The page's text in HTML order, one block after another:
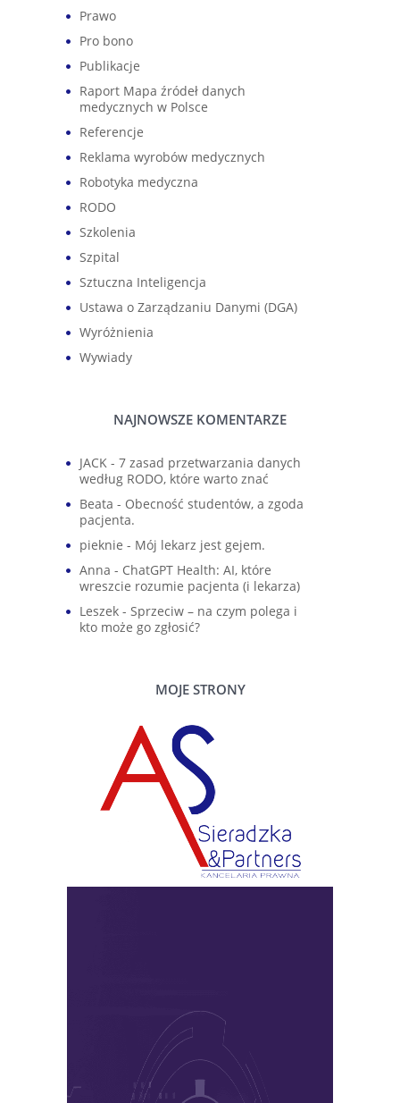
Prawo
Pro bono
Publikacje
Raport Mapa źródeł danych
medycznych w Polsce
Referencje
Reklama wyrobów medycznych
Robotyka medyczna
RODO
Szkolenia
Szpital
Sztuczna Inteligencja
Ustawa o Zarządzaniu Danymi (DGA)
Wyróżnienia
Wywiady
NAJNOWSZE KOMENTARZE
JACK - 7 zasad przetwarzania danych
według RODO, które warto znać
Beata - Obecność studentów, a zgoda
pacjenta.
pieknie - Mój lekarz jest gejem.
Anna - ChatGPT Health: AI, które
wreszcie rozumie pacjenta (i lekarza)
Leszek - Sprzeciw – na czym polega i
kto może go zgłosić?
MOJE STRONY